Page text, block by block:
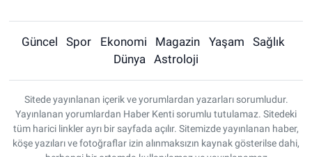
Güncel Spor Ekonomi Magazin Yaşam
Sağlık
Dünya
Astroloji
Sitede yayınlanan içerik ve yorumlardan yazarları sorumludur.
Yayınlanan yorumlardan Haber Kenti sorumlu tutulamaz. Sitedeki
tüm harici linkler ayrı bir sayfada açılır. Sitemizde yayınlanan haber,
köşe yazıları ve fotoğraflar izin alınmaksızın kaynak gösterilse dahi,